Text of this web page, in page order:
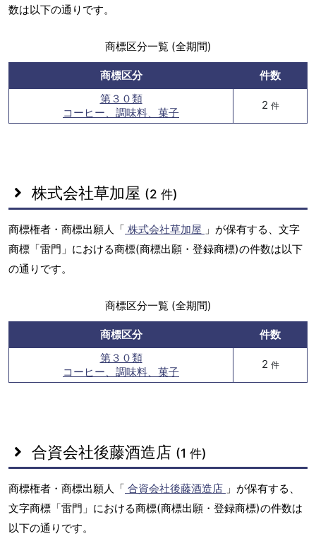
数は以下の通りです。
商標区分一覧 (全期間)
商標区分
件数
第３０類
コーヒー、調味料、菓子
2 件
株式会社草加屋 (2 件)
商標権者・商標出願人「 株式会社草加屋 」が保有する、文字
商標「雷門」における商標(商標出願・登録商標)の件数は以下
の通りです。
商標区分一覧 (全期間)
商標区分
件数
第３０類
コーヒー、調味料、菓子
2 件
合資会社後藤酒造店 (1 件)
商標権者・商標出願人「 合資会社後藤酒造店 」が保有する、
文字商標「雷門」における商標(商標出願・登録商標)の件数は
以下の通りです。